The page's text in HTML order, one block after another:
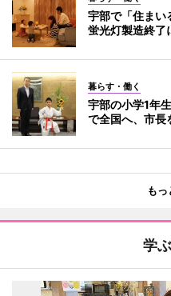
宇部で「住まい
蛍光灯製造終了
暮らす・働く
宇部の小学1年
で全国へ、市長
もっ
学